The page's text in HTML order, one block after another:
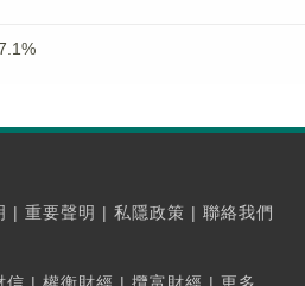
| 重要聲明 | 私隱政策 | 聯絡我們